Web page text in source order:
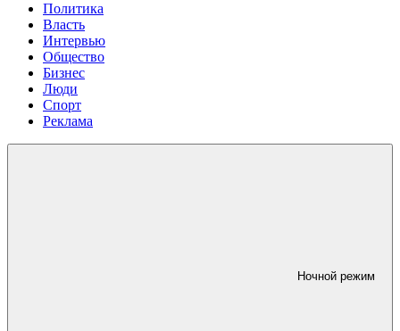
Политика
Власть
Интервью
Общество
Бизнес
Люди
Спорт
Реклама
Ночной режим